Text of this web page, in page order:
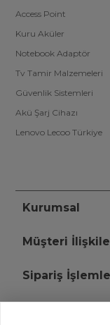
Access Point
Kuru Aküler
Notebook Adaptör
Tv Tamir Malzemeleri
Güvenlik Sistemleri
Akü Şarj Cihazı
Lenovo Lecoo Türkiye
Kurumsal
Müşteri
Sipariş